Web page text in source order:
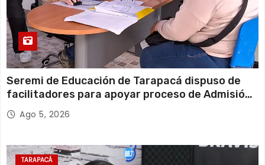
Seremi de Educación de Tarapacá dispuso de
facilitadores para apoyar proceso de Admisión
Escolar 2027
Ago 5, 2026
TARAPACÁ